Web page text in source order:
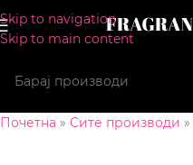
Skip to navigation
Skip to main content
Почетна » Сите производи »